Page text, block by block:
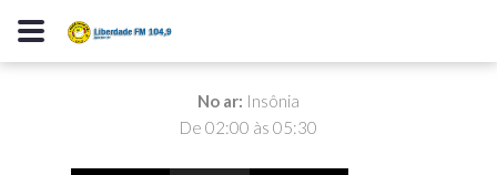
No ar: Insônia
De 02:00 às 05:30